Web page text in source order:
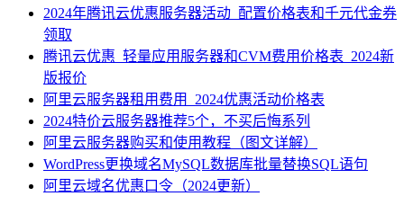
2024年腾讯云优惠服务器活动_配置价格表和千元代金券
领取
腾讯云优惠_轻量应用服务器和CVM费用价格表_2024新
版报价
阿里云服务器租用费用_2024优惠活动价格表
2024特价云服务器推荐5个，不买后悔系列
阿里云服务器购买和使用教程（图文详解）
WordPress更换域名MySQL数据库批量替换SQL语句
阿里云域名优惠口令（2024更新）